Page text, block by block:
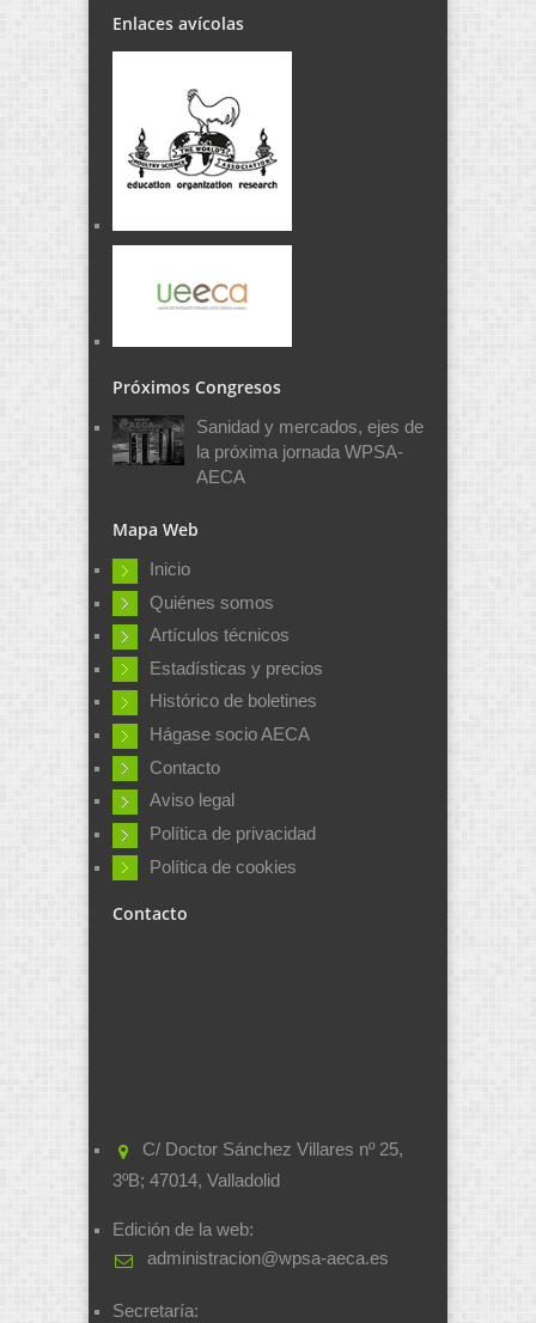
Enlaces avícolas
Próximos Congresos
Sanidad y mercados, ejes de
la próxima jornada WPSA-
AECA
Mapa Web
Inicio
Quiénes somos
Artículos técnicos
Estadísticas y precios
Histórico de boletines
Hágase socio AECA
Contacto
Aviso legal
Política de privacidad
Política de cookies
Contacto
C/ Doctor Sánchez Villares nº 25,
3ºB; 47014, Valladolid
Edición de la web:
administracion@wpsa-aeca.es
Secretaría: